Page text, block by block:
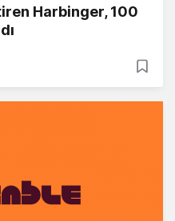
Harbinger, 100